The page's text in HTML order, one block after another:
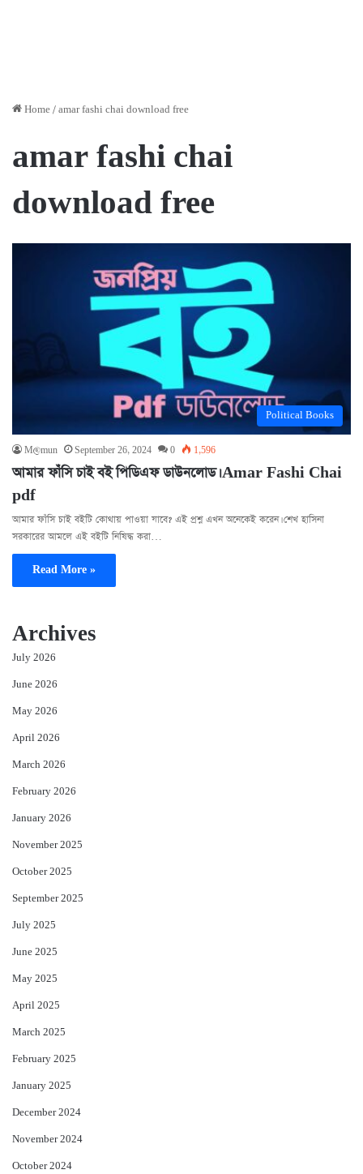
Home / amar fashi chai download free
amar fashi chai
download free
Political Books
M@mun September 26, 2024 0 1,596
আমার ফাঁসি চাই বই পিডিএফ ডাউনলোড। Amar Fashi Chai
pdf
আমার ফাঁসি চাই বইটি কোথায় পাওয়া যাবে? এই প্রশ্ন এখন অনেকেই করেন। শেখ হাসিনা
সরকারের আমলে এই বইটি নিষিদ্ধ করা…
Read More »
Archives
July 2026
June 2026
May 2026
April 2026
March 2026
February 2026
January 2026
November 2025
October 2025
September 2025
July 2025
June 2025
May 2025
April 2025
March 2025
February 2025
January 2025
December 2024
November 2024
October 2024